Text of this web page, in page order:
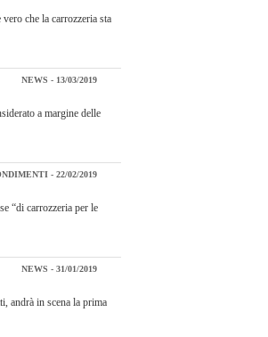
che la carrozzeria sta
NEWS - 13/03/2019
a margine delle
- 22/02/2019
“di carrozzeria per le
NEWS - 31/01/2019
andrà in scena la prima